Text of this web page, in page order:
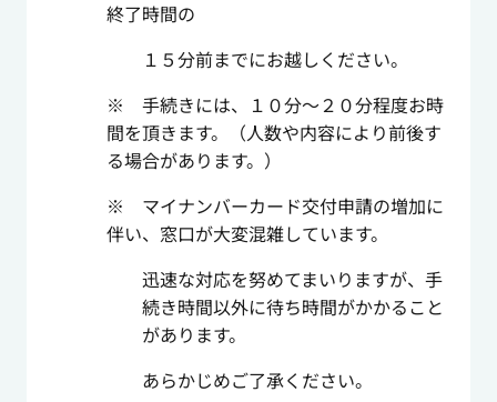
終了時間の
１５分前までにお越しください。
※ 手続きには、１０分～２０分程度お時
間を頂きます。（人数や内容により前後す
る場合があります。）
※ マイナンバーカード交付申請の増加に
伴い、窓口が大変混雑しています。
迅速な対応を努めてまいりますが、手
続き時間以外に待ち時間がかかること
があります。
あらかじめご了承ください。